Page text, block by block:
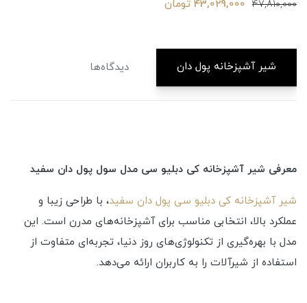
47,810,000 43,029,000 تومان
شیر آشپزخانه پول دان دیدگاه‌ها
معرفی شیر آشپزخانه کی دبلیو سی مدل سول پول دان سفید
شیر آشپزخانه کی دبلیو سی پول دان سفید، با طراحی زیبا و
عملکرد بالا، انتخابی مناسب برای آشپزخانه‌های مدرن است. این
مدل با بهره‌گیری از تکنولوژی‌های روز دنیا، تجربه‌ای متفاوت از
استفاده از شیرآلات را به کاربران ارائه می‌دهد.